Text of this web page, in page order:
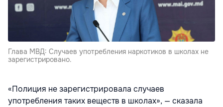
Глава МВД: Случаев употребления наркотиков в школах не
зарегистрировано.
«Полиция не зарегистрировала случаев
употребления таких веществ в школах», — сказала